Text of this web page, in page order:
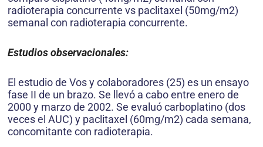
radioterapia concurrente vs paclitaxel (50mg/m2)
semanal con radioterapia concurrente.
Estudios observacionales:
El estudio de Vos y colaboradores (25) es un ensayo
fase II de un brazo. Se llevó a cabo entre enero de
2000 y marzo de 2002. Se evaluó carboplatino (dos
veces el AUC) y paclitaxel (60mg/m2) cada semana,
concomitante con radioterapia.